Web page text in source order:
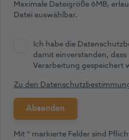
Maximale Dateigröße 6MB,
Datei auswählbar.
Ich habe die
damit einverstanden,
Verarbeitung gespeichert
Zu den
Mit * markierte Felder sind